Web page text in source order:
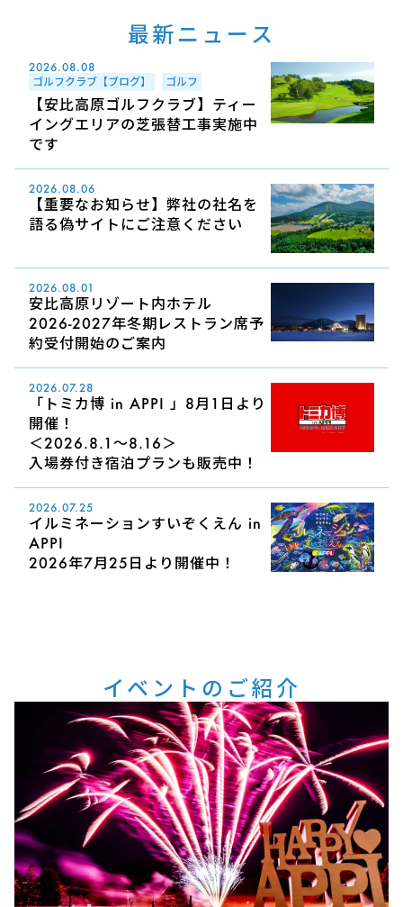
最新ニュース
2026.08.08
ゴルフクラブ【ブログ】
ゴルフ
【安比高原ゴルフクラブ】ティー
イングエリアの芝張替工事実施中
です
2026.08.06
【重要なお知らせ】弊社の社名を
語る偽サイトにご注意ください
2026.08.01
安比高原リゾート内ホテル
2026-2027年冬期レストラン席予
約受付開始のご案内
2026.07.28
「トミカ博 in APPI 」8月1日より
開催！
＜2026.8.1～8.16＞
入場券付き宿泊プランも販売中！
2026.07.25
イルミネーションすいぞくえん in
APPI
2026年7月25日より開催中！
イベントのご紹介